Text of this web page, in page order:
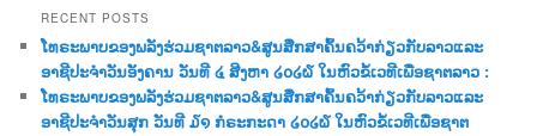
r
c
h
RECENT POSTS
ໂທຣະພາບຂອງພລັງຮ່ວມຊາຕລາວ&ສູນສືກສາຄົ້ນຄວ້າກ່ຽວກັບລາວແລະ
ອາຊີປະຈຳວັນອັງຄານ ວັນທີ ໔ ສີງຫາ ໒໐໒໖ ໃນຫົວຂໍ້ເວທີເພື່ອຊາຕລາວ :
ໂທຣະພາບຂອງພລັງຮ່ວມຊາຕລາວ&ສູນສືກສາຄົ້ນຄວ້າກ່ຽວກັບລາວແລະ
ອາຊີປະຈຳວັນສຸກ ວັນທີ ໓໑ ກໍຣະກະດາ ໒໐໒໖ ໃນຫົວຂໍ້ເວທີເພື່ອຊາຕ